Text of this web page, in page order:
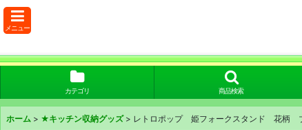
メニュー
カテゴリ 商品検索
ホーム > ★キッチン収納グッズ > レトロポップ 姫フォークスタンド 花柄